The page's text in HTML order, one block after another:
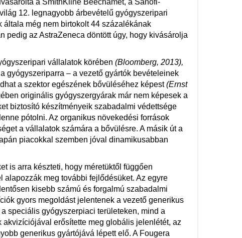
12. legnagyobb árbevételű gyógyszeripari
még nem birtokolt 44 százalékának
pedig az AstraZeneca döntött úgy, hogy kivásárolja
vállalatok körében (Bloomberg, 2013),
gyógyszeriparra – a vezető gyártók bevételeinek
a szektor egészének bővüléséhez képest(Ernst
originális gyógyszergyárak már nem képesek a
biztosító készítményeik szabadalmi védettsége
pótolni. Az organikus növekedési források
a vállalatok számára a bővülésre. A másik út a
piacokkal szemben jóval dinamikusabban
is arra készteti, hogy méretüktől függően
meg további fejlődésüket. Az egyre
kisebb számú és forgalmú szabadalmi
gyors megoldást jelentenek a vezető generikus
speciális gyógyszerpiaci területeken, mind a
erősítette meg globális jelenlétét, az
generikus gyártójává lépett elő. A Fougera